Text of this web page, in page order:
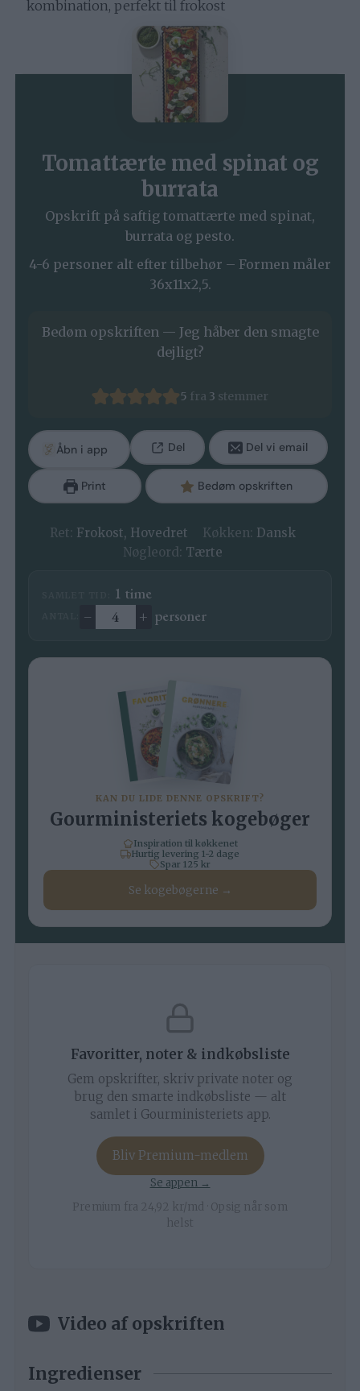
kombination, perfekt til frokost
Tomattærte med spinat og
burrata
Opskrift på saftig tomattærte med spinat,
burrata og pesto.
4-6 personer alt efter tilbehør – Formen måler
36x11x2,5.
Bedøm opskriften — Jeg håber den smagte
dejligt?
5 fra 3 stemmer
Åbn i app Del Del vi email
Print Bedøm opskriften
Ret: Frokost, Hovedret Køkken: Dansk
Nøgleord: Tærte
1 time
time
Ændre antal
– + personer
KAN DU LIDE DENNE OPSKRIFT?
Gourministeriets kogebøger
Inspiration til køkkenet
Hurtig levering 1-2 dage
Spar 125 kr
Se kogebøgerne →
Favoritter, noter & indkøbsliste
Gem opskrifter, skriv private noter og
brug den smarte indkøbsliste — alt
samlet i Gourministeriets app.
Bliv Premium-medlem
Se appen →
Premium fra 24,92 kr/md · Opsig når som
helst
Video af opskriften
Ingredienser